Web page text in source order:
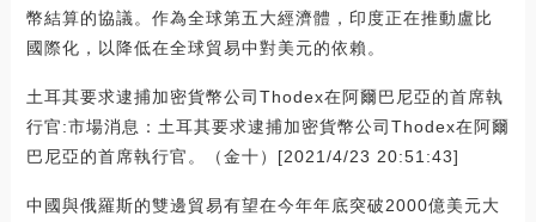
幣結算的協議。作為全球第五大經濟體，印度正在推動盧比
國際化，以降低在全球貿易中對美元的依賴。
土耳其要求逮捕加密貨幣公司Thodex在阿爾巴尼亞的首席執
行官:市場消息：土耳其要求逮捕加密貨幣公司Thodex在阿爾
巴尼亞的首席執行官。（金十）[2021/4/23 20:51:43]
中國與俄羅斯的雙邊貿易有望在今年年底突破2000億美元大